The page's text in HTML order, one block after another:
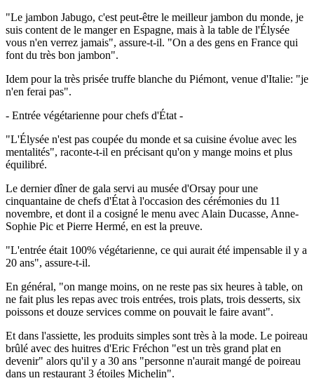
"Le jambon Jabugo, c'est peut-être le meilleur jambon du monde, je
suis content de le manger en Espagne, mais à la table de l'Élysée
vous n'en verrez jamais", assure-t-il. "On a des gens en France qui
font du très bon jambon".
Idem pour la très prisée truffe blanche du Piémont, venue d'Italie: "je
n'en ferai pas".
- Entrée végétarienne pour chefs d'État -
"L'Élysée n'est pas coupée du monde et sa cuisine évolue avec les
mentalités", raconte-t-il en précisant qu'on y mange moins et plus
équilibré.
Le dernier dîner de gala servi au musée d'Orsay pour une
cinquantaine de chefs d'État à l'occasion des cérémonies du 11
novembre, et dont il a cosigné le menu avec Alain Ducasse, Anne-
Sophie Pic et Pierre Hermé, en est la preuve.
"L'entrée était 100% végétarienne, ce qui aurait été impensable il y a
20 ans", assure-t-il.
En général, "on mange moins, on ne reste pas six heures à table, on
ne fait plus les repas avec trois entrées, trois plats, trois desserts, six
poissons et douze services comme on pouvait le faire avant".
Et dans l'assiette, les produits simples sont très à la mode. Le poireau
brûlé avec des huitres d'Eric Fréchon "est un très grand plat en
devenir" alors qu'il y a 30 ans "personne n'aurait mangé de poireau
dans un restaurant 3 étoiles Michelin".